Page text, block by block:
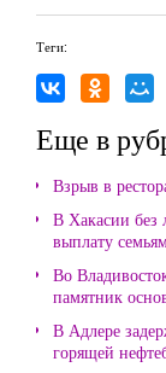
Теги:
Еще в
Взрыв в
В Хакасии
выплату
Во
памятник
В Адлере
горящей